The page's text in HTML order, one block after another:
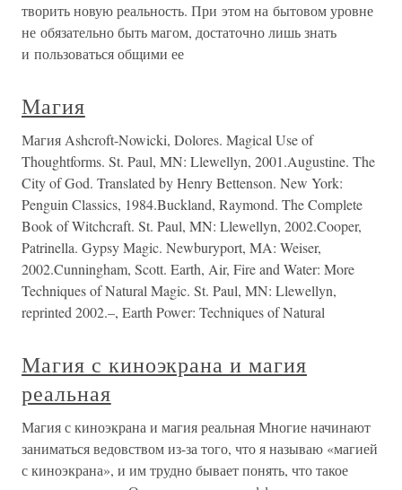
творить новую реальность. При этом на бытовом уровне
не обязательно быть магом, достаточно лишь знать
и пользоваться общими ее
Магия
Магия Ashcroft-Nowicki, Dolores. Magical Use of
Thoughtforms. St. Paul, MN: Llewellyn, 2001.Augustine. The
City of God. Translated by Henry Bettenson. New York:
Penguin Classics, 1984.Buckland, Raymond. The Complete
Book of Witchcraft. St. Paul, MN: Llewellyn, 2002.Cooper,
Patrinella. Gypsy Magic. Newburyport, MA: Weiser,
2002.Cunningham, Scott. Earth, Air, Fire and Water: More
Techniques of Natural Magic. St. Paul, MN: Llewellyn,
reprinted 2002.–, Earth Power: Techniques of Natural
Магия с киноэкрана и магия
реальная
Магия с киноэкрана и магия реальная Многие начинают
заниматься ведовством из-за того, что я называю «магией
с киноэкрана», и им трудно бывает понять, что такое